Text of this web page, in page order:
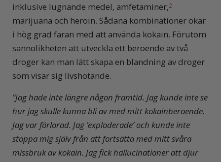
inklusive lugnande medel, amfetaminer,2
marijuana och heroin. Sådana kombinationer ökar
i hög grad faran med att använda kokain. Förutom
sannolikheten att utveckla ett beroende av två
droger kan man lätt skapa en blandning av droger
som visar sig livshotande.
”Jaghade inte längre någon framtid. Jag kunde inte se
hur jag skulle kunna bli av med mitt kokainberoende.
Jag var förlorad. Jag ’exploderade’ och kunde inte
stoppa mig själv från att fortsätta med mitt svåra
missbruk av kokain. Jag fick hallucinationer att djur